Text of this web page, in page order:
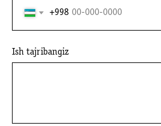
+998
Ish tajribangiz